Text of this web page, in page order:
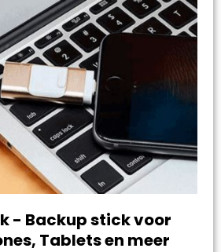
- Backup stick voor
Tablets en meer